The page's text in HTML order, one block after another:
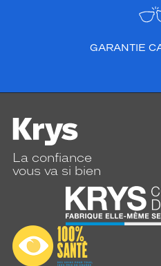
GARANTIE
La confiance
vous va si bien